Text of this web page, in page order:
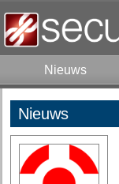
Nieuws
Nieuws